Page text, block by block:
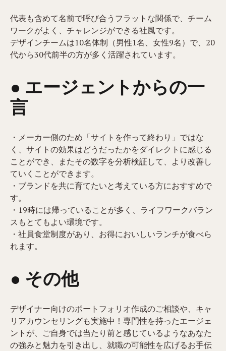
代表も含めて名前で呼び合うフラットな関係で、チーム
ワークがよく、チャレンジができる社風です。
デザインチームは10名体制（男性1名、女性9名）で、20
代から30代前半の方が多く活躍されています。
● エージェントからの一
言
・メーカー側のため「サイトを作って終わり」ではな
く、サイトの効果はどうだったかをダイレクトに感じる
ことができ、またその数字を分析検証して、より改善し
ていくことができます。
・ブランドを共に育てたいと考えている方におすすめで
す。
・19時には帰っていることが多く、ライフワークバラン
スもとてもよい環境です。
・社員食堂制度があり、お得においしいランチが食べら
れます。
● その他
デザイナー向けのポートフォリオ作成のご相談や、キャ
リアカウンセリングも実施中！専門性を持ったエージェ
ントが、ご自身では当たり前と感じているようなあなた
の強みと魅力を引き出し、就職の可能性を広げるお手伝